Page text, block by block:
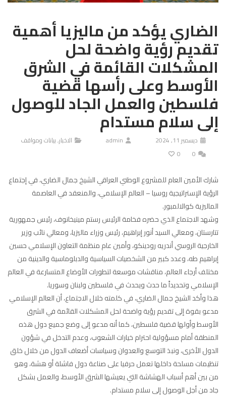
الضاري يؤكد من ماليزيا أهمية
تقديم رؤية واضحة لحل
المشكلات القائمة في الشرق
الأوسط وعلى رأسها قضية
فلسطين والعمل الجاد للوصول
إلى سلام مستدام
ديسمبر 11, 2024 admin الاخبار,بيانات ومواقف
0
0
شارك الأمين العام للمشروع الوطني العراقي الشيخ جمال الضاري، في إجتماع
الرؤية الإستراتيجية روسيا – العالم الإسلامي، والمنعقد في العاصمة
الماليزية كوالالمبور.
وشهد الاجتماع الذي حضره فخامة الرئيس رستم مينيخانوف، رئيس جمهورية
تتارستان، ومعالي السيد أنور إبراهيم، رئيس وزراء ماليزيا، ومعالي نائب وزير
الخارجية الروسي أندريه رودينكو، وأمين عام منظمة التعاون الإسلامي حسين
إبراهيم طه، وعدد كبير من الشخصيات السياسية والدبلوماسية والدينية من
مختلف أرجاء العالم، مناقشات موسعة لتطورات الأوضاع المتسارعة في العالم
الإسلامي وتحديداً ما حدث ويحدث في فلسطين ولبنان وسوريا.
هذا وأكد الشيخ جمال الضاري، في كلمته خلال الاجتماع، أن العالم الإسلامي
مدعو بقوة إلى تقديم رؤية واضحة لحل المشكلات القائمة في الشرق
الأوسط وأولها قضية فلسطين، كما أنه مدعو إلى وضع جميع دول هذه
المنطقة أمام مسؤولية احترام خيارات الشعوب، وعدم التدخل في شؤون
الدول الأخرى، ونبذ التوسع والعدوان وسياسات أضعاف الدول من خلال خلق
تنظيمات مسلحة داخلها تعمل حرفيا على صناعة دول فاشلة أو هشة، وهو
من بين أهم أسباب الهشاشة التي يعيشها الشرق الأوسط، والعمل بشكل
جاد من أجل الوصول إلى سلام مستدام.